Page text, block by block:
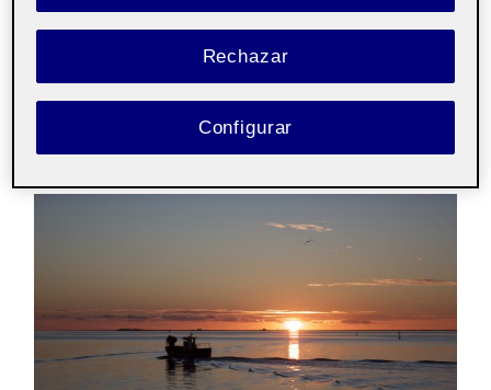
Rechazar
Configurar